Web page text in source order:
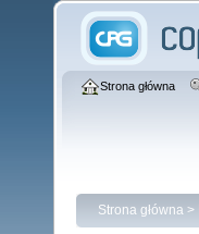
Strona główna
Strona główna >